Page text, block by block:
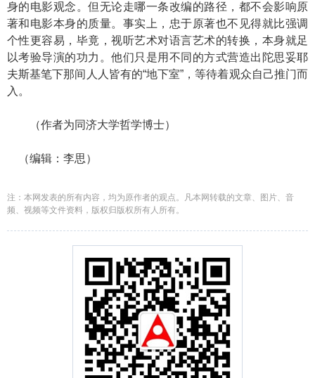
身的电影观念。但无论走哪一条改编的路径，都不会影响原
著和电影本身的质量。事实上，忠于原著也不见得就比强调
个性更容易，毕竟，视听艺术对语言艺术的转换，本身就足
以考验导演的功力。他们只是用不同的方式营造出陀思妥耶
夫斯基笔下那间人人皆有的“地下室”，等待着观众自己推门而
入。
（作者为同济大学哲学博士）
（编辑：李思）
注：本网发表的所有内容，均为原作者的观点。凡本网转载的文章、图片、音
频、视频等文件资料，版权归版权所有人所有。